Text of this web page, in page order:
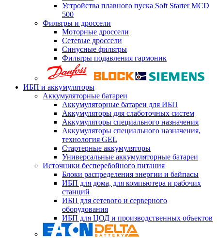
Устройства плавного пуска Soft Starter MCD
500
Фильтры и дроссели
Моторные дроссели
Сетевые дроссели
Синусные фильтры
Фильтры подавления гармоник
ИБП и аккумуляторы
Аккумуляторные батареи
Аккумуляторные батареи для ИБП
Аккумуляторы для слаботочных систем
Аккумуляторы специального назначения
Аккумуляторы специального назначения,
технология GEL
Стартерные аккумуляторы
Универсальные аккумуляторные батареи
Источники бесперебойного питания
Блоки распределения энергии и байпасы
ИБП для дома, для компьютера и рабочих
станций
ИБП для сетевого и серверного
оборудования
ИБП для ЦОД и производственных объектов